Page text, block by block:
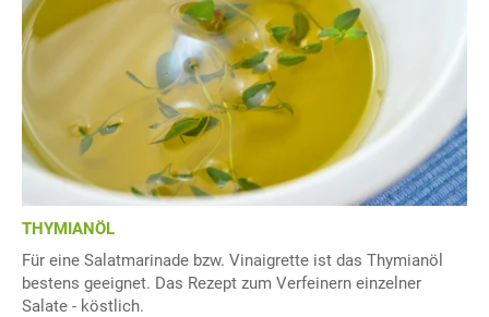
THYMIANÖL
Für eine Salatmarinade bzw. Vinaigrette ist das Thymianöl
bestens geeignet. Das Rezept zum Verfeinern einzelner
Salate - köstlich.